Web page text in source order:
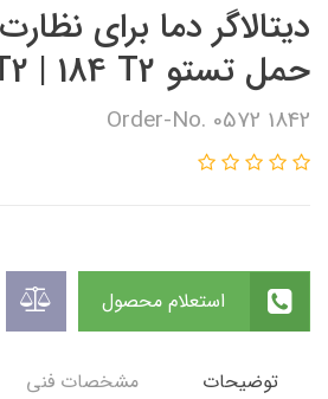
دیتالاگر دما برای
حمل تستو testo 184 T2 | 184 T2
Order-No. 0572 1842
توضیحات مشخصات فنی